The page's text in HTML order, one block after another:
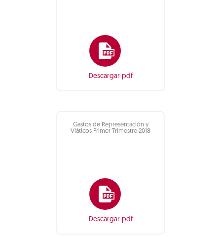
Descargar pdf
Gastos de Representación y
Viáticos Primer Trimestre 2018
Descargar pdf